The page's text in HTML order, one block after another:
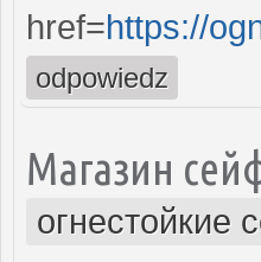
href=https://
odpowiedz
Магазин
огнестойкие